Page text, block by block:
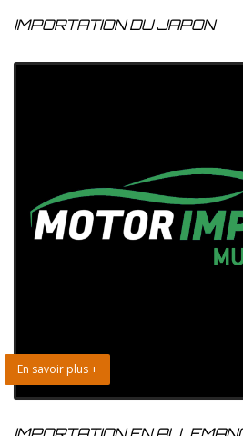
IMPORTATION DU JAPON
En savoir plus +